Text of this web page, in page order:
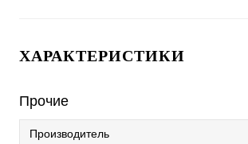
ХАРАКТЕРИСТИКИ
Прочие
Производитель